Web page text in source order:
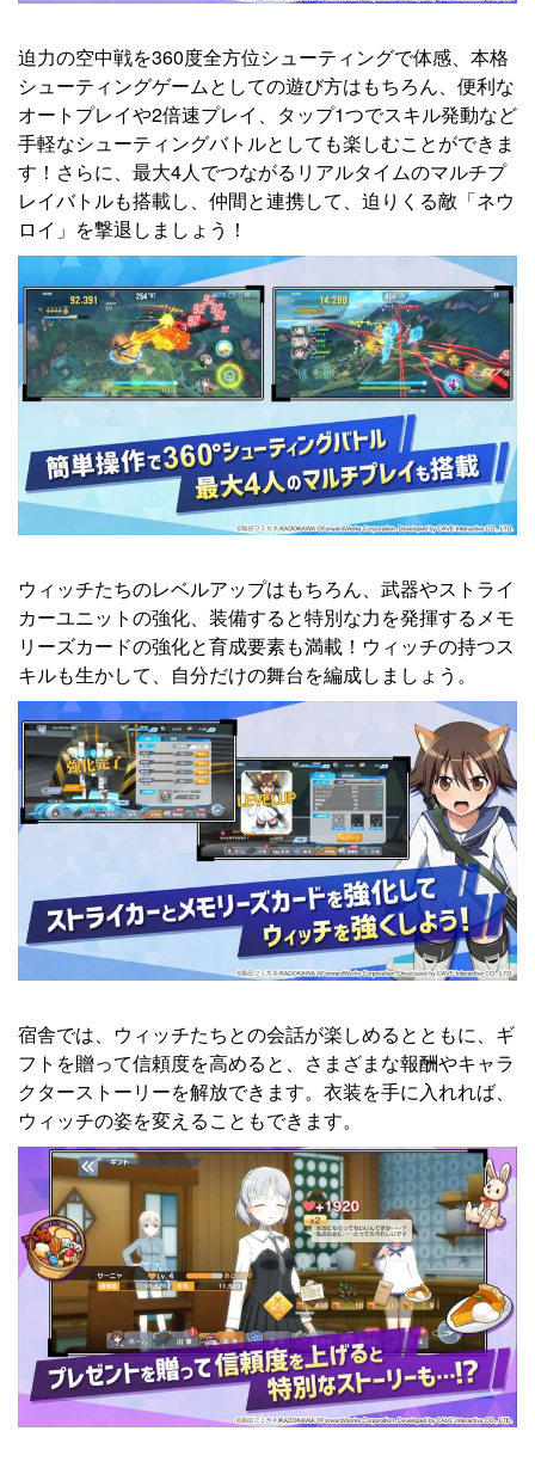
迫力の空中戦を360度全方位シューティングで体感、本格
シューティングゲームとしての遊び方はもちろん、便利な
オートプレイや2倍速プレイ、タップ1つでスキル発動など
手軽なシューティングバトルとしても楽しむことができま
す！さらに、最大4人でつながるリアルタイムのマルチプ
レイバトルも搭載し、仲間と連携して、迫りくる敵「ネウ
ロイ」を撃退しましょう！
ウィッチたちのレベルアップはもちろん、武器やストライ
カーユニットの強化、装備すると特別な力を発揮するメモ
リーズカードの強化と育成要素も満載！ウィッチの持つス
キルも生かして、自分だけの舞台を編成しましょう。
宿舎では、ウィッチたちとの会話が楽しめるとともに、ギ
フトを贈って信頼度を高めると、さまざまな報酬やキャラ
クターストーリーを解放できます。衣装を手に入れれば、
ウィッチの姿を変えることもできます。